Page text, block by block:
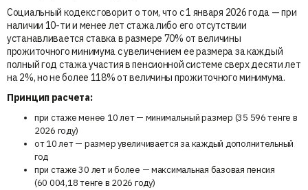
Социальный кодекс говорит о том, что с 1 января 2026 года — при
наличии 10-ти и менее лет стажа либо его отсутствии
устанавливается ставка в размере 70% от величины
прожиточного минимума с увеличением ее размера за каждый
полный год стажа участия в пенсионной системе сверх десяти лет
на 2%, но не более 118% от величины прожиточного минимума.
Принцип расчета:
при стаже менее 10 лет — минимальный размер (35 596 тенге в
2026 году)
от 10 лет — размер увеличивается за каждый дополнительный
год
при стаже 30 лет и более — максимальная базовая пенсия
(60 004,18 тенге в 2026 году)